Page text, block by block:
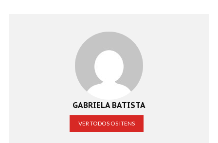
GABRIELA BATISTA
VER TODOS OS ITENS